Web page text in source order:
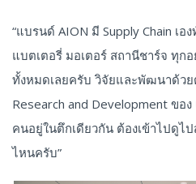
“แบรนด์ AION มี Supply Chain เ
แบตเตอรี่ มอเตอร์ สถานีชาร์จ ทุก
ทั้งหมดเลยครับ วิจัยและพัฒนาด้วย
Research and Development ขอ
คนอยู่ในตึกเดียวกัน ต้องเข้าไปดูไ
ไหนครับ”